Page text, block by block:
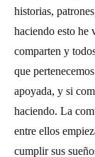
historias,
haciendo esto he
comparten y
que
apoyada, y si
haciendo. La
entre ellos
cumplir sus